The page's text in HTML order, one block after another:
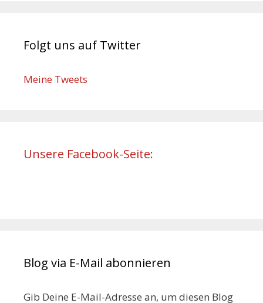
Folgt uns auf Twitter
Meine Tweets
Unsere Facebook-Seite:
Blog via E-Mail abonnieren
Gib Deine E-Mail-Adresse an, um diesen Blog